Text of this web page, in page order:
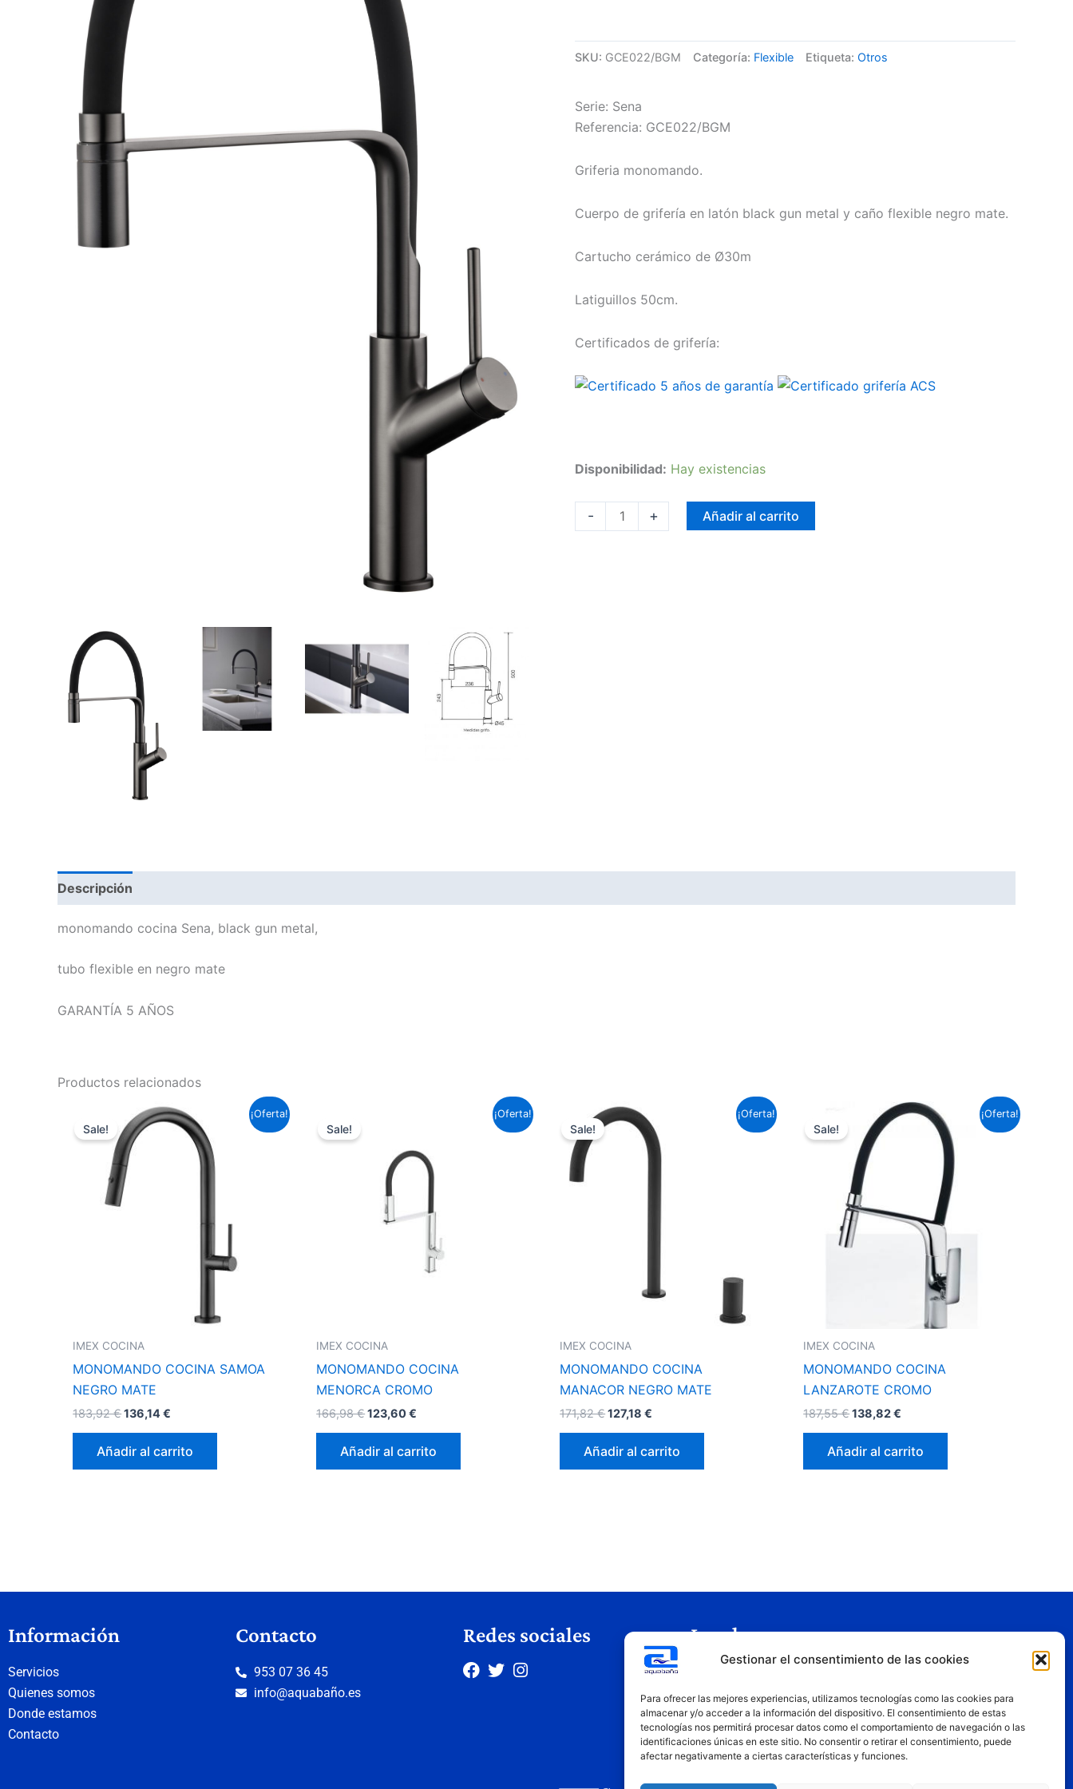
Gestionar el consentimiento de las cookies
Para ofrecer las mejores experiencias, utilizamos tecnologías como las cookies para
almacenar y/o acceder a la información del dispositivo. El consentimiento de estas
tecnologías nos permitirá procesar datos como el comportamiento de navegación o las
identificaciones únicas en este sitio. No consentir o retirar el consentimiento, puede
afectar negativamente a ciertas características y funciones.
SKU: GCE022/BGM Categoría: Flexible Etiqueta: Otros
Serie: Sena
Referencia: GCE022/BGM
Griferia monomando.
Cuerpo de grifería en latón black gun metal y caño flexible negro mate.
Cartucho cerámico de Ø30m
Latiguillos 50cm.
Certificados de grifería:
Disponibilidad: Hay existencias
- + Añadir al carrito
Descripción
monomando cocina Sena, black gun metal,
tubo flexible en negro mate
GARANTÍA 5 AÑOS
Productos relacionados
¡Oferta!
Sale!
IMEX COCINA
MONOMANDO COCINA SAMOA
NEGRO MATE
183,92€
precio
original
era:
183,92 €.
136,14€
El
precio
actual
136,14 €.
Añadir al carrito
¡Oferta!
Sale!
IMEX COCINA
MONOMANDO COCINA
MENORCA CROMO
166,98€
166,98 €.
123,60€
es:
123,60 €.
Añadir al carrito
¡Oferta!
Sale!
IMEX COCINA
MONOMANDO COCINA
MANACOR NEGRO MATE
171,82€
El
precio
original
127,18€
precio
actual
es:
Añadir al carrito
¡Oferta!
Sale!
IMEX COCINA
MONOMANDO COCINA
LANZAROTE CROMO
187,55€
precio
original
era:
187,55 €.
138,82€
El
precio
138,82 €.
Añadir al carrito
Información
Servicios
Quienes somos
Donde estamos
Contacto
Contacto
953 07 36 45
info@aquabaño.es
Redes sociales Legal
Política de privacidad
Política de cookies
Condiciones de uso